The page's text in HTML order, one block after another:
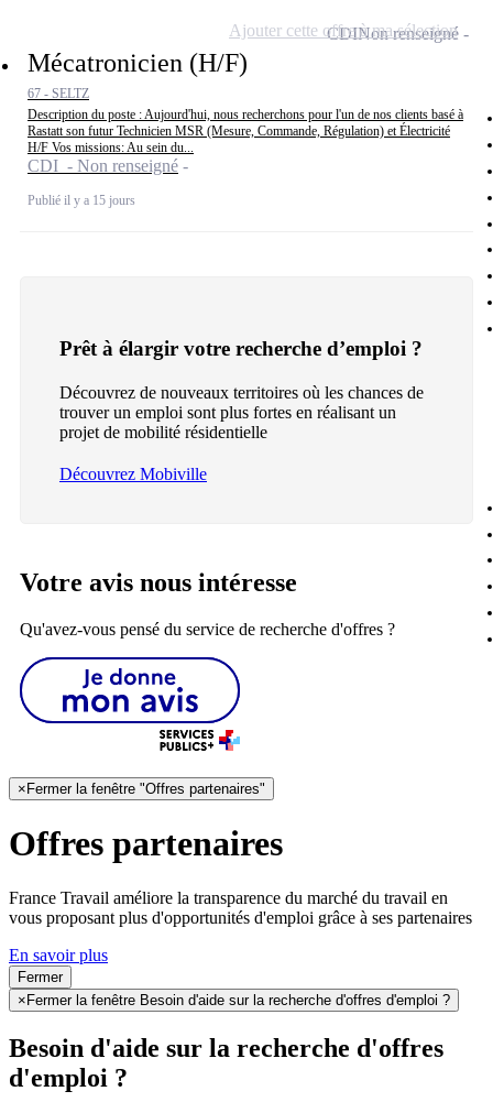
Mécatronicien (H/F)
67 - SELTZ
Description du poste : Aujourd'hui, nous recherchons pour l'un de nos clients basé à
Rastatt son futur Technicien MSR (Mesure, Commande, Régulation) et Électricité
H/F Vos missions: Au sein du...
CDI - Non renseigné
Publié il y a 15 jours
CDINon renseigné
Ajouter cette offre à ma sélection
Prêt à élargir votre recherche d’emploi ?
Découvrez de nouveaux territoires où les chances de
trouver un emploi sont plus fortes en réalisant un
projet de mobilité résidentielle
Découvrez Mobiville
Votre avis nous intéresse
Qu'avez-vous pensé du service de recherche d'offres ?
× Fermer la fenêtre "Offres partenaires"
Offres partenaires
France Travail améliore la transparence du marché du travail en
vous proposant plus d'opportunités d'emploi grâce à ses partenaires
En savoir plus
Fermer
× Fermer la fenêtre Besoin d'aide sur la recherche d'offres d'emploi ?
Besoin d'aide sur la recherche d'offres
d'emploi ?